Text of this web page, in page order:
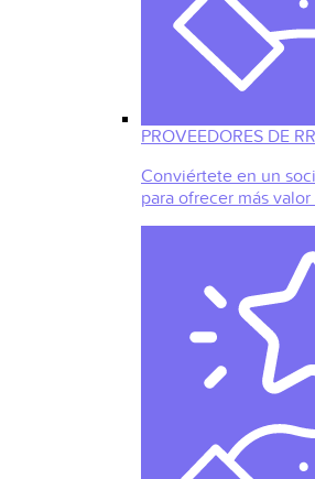
PROVEEDORES DE
Conviértete en un
para ofrecer más